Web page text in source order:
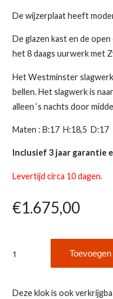
De wijzerplaat heeft
De glazen kast en de
het 8 daags uurwerk met
Het Westminster
bellen. Het slagwerk is
alleen ‘s nachts door
Maten : B:17 H:18,5 D:17
Inclusief 3 jaar garantie
Levertijd circa 10 dagen.
€1.675,00
23052-
aantal
Deze klok is ook